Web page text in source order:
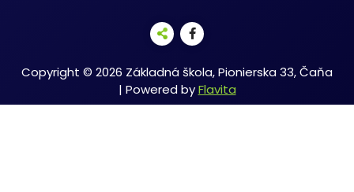
Copyright © 2026 Základná škola, Pionierska 33, Čaňa
| Powered byFlavita